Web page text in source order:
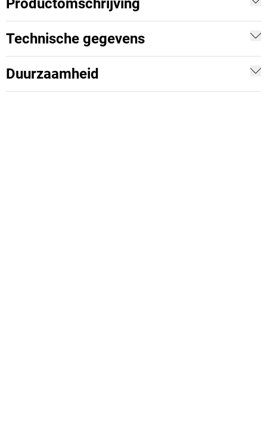
Productomschrijving
Technische gegevens
Duurzaamheid